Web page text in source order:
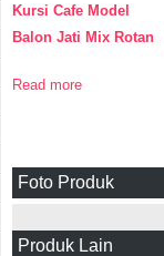
Kursi Cafe Model
Balon Jati Mix Rotan
Read more
Foto Produk
Produk Lain